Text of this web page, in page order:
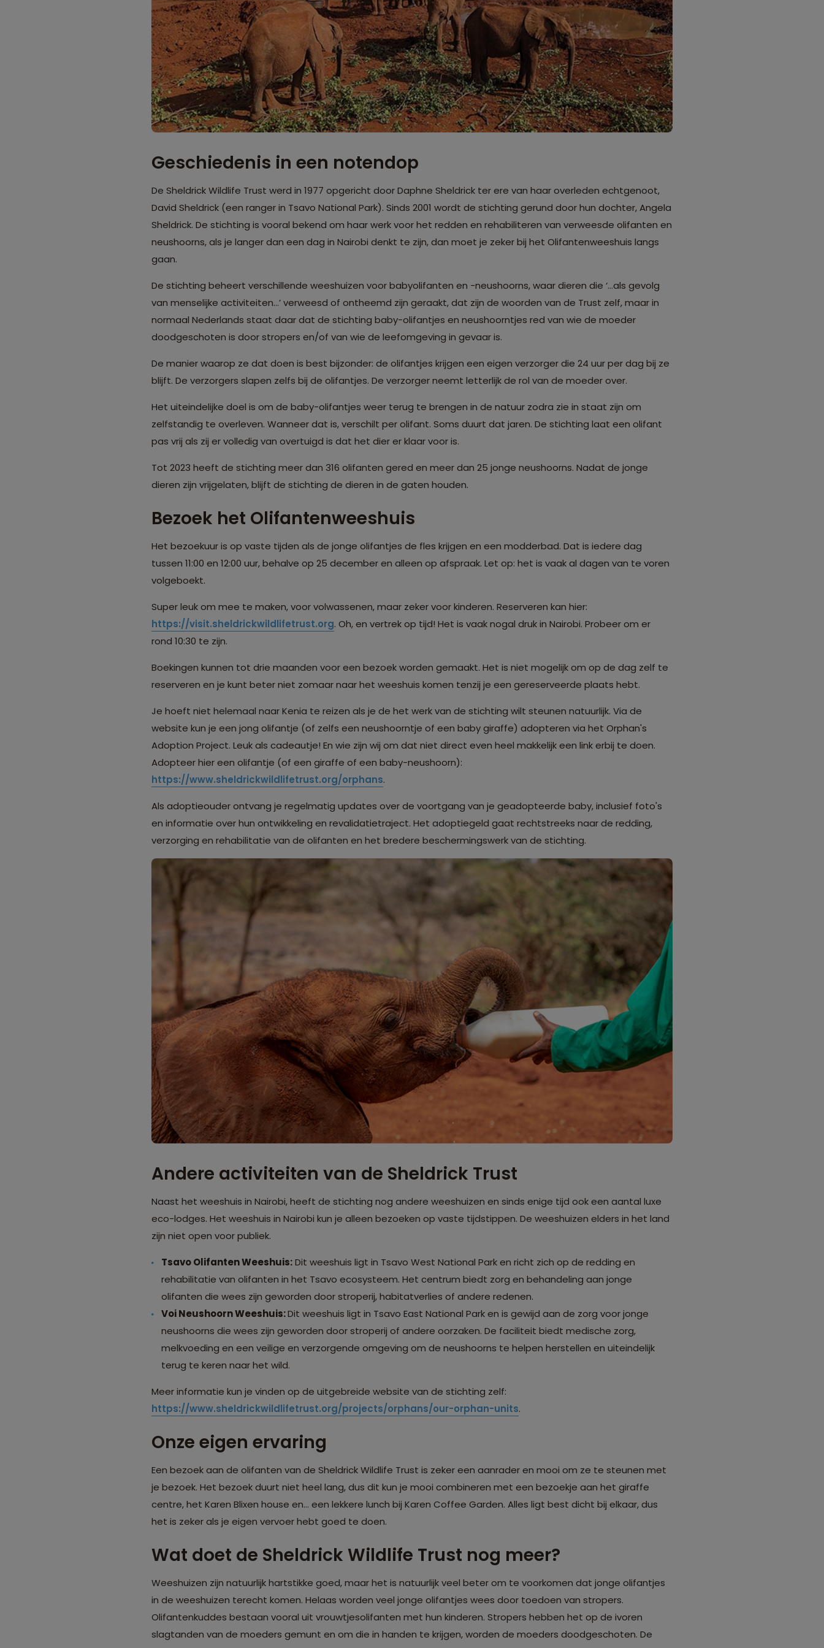
Geschiedenis in een notendop
De Sheldrick Wildlife Trust werd in 1977 opgericht door Daphne Sheldrick ter ere van haar overleden echtgenoot,
David Sheldrick (een ranger in Tsavo National Park). Sinds 2001 wordt de stichting gerund door hun dochter, Angela
Sheldrick. De stichting is vooral bekend om haar werk voor het redden en rehabiliteren van verweesde olifanten en
neushoorns, als je langer dan een dag in Nairobi denkt te zijn, dan moet je zeker bij het Olifantenweeshuis langs
gaan.
De stichting beheert verschillende weeshuizen voor babyolifanten en -neushoorns, waar dieren die ‘…als gevolg
van menselijke activiteiten…’ verweesd of ontheemd zijn geraakt, dat zijn de woorden van de Trust zelf, maar in
normaal Nederlands staat daar dat de stichting baby-olifantjes en neushoorntjes red van wie de moeder
doodgeschoten is door stropers en/of van wie de leefomgeving in gevaar is.
De manier waarop ze dat doen is best bijzonder: de olifantjes krijgen een eigen verzorger die 24 uur per dag bij ze
blijft. De verzorgers slapen zelfs bij de olifantjes. De verzorger neemt letterlijk de rol van de moeder over.
Het uiteindelijke doel is om de baby-olifantjes weer terug te brengen in de natuur zodra zie in staat zijn om
zelfstandig te overleven. Wanneer dat is, verschilt per olifant. Soms duurt dat jaren. De stichting laat een olifant
pas vrij als zij er volledig van overtuigd is dat het dier er klaar voor is.
Tot 2023 heeft de stichting meer dan 316 olifanten gered en meer dan 25 jonge neushoorns. Nadat de jonge
dieren zijn vrijgelaten, blijft de stichting de dieren in de gaten houden.
Bezoek het Olifantenweeshuis
Het bezoekuur is op vaste tijden als de jonge olifantjes de fles krijgen en een modderbad. Dat is iedere dag
tussen 11:00 en 12:00 uur, behalve op 25 december en alleen op afspraak. Let op: het is vaak al dagen van te voren
volgeboekt.
Super leuk om mee te maken, voor volwassenen, maar zeker voor kinderen. Reserveren kan hier:
https://visit.sheldrickwildlifetrust.org. Oh, en vertrek op tijd! Het is vaak nogal druk in Nairobi. Probeer om er
rond 10:30 te zijn.
Boekingen kunnen tot drie maanden voor een bezoek worden gemaakt. Het is niet mogelijk om op de dag zelf te
reserveren en je kunt beter niet zomaar naar het weeshuis komen tenzij je een gereserveerde plaats hebt.
Je hoeft niet helemaal naar Kenia te reizen als je de het werk van de stichting wilt steunen natuurlijk. Via de
website kun je een jong olifantje (of zelfs een neushoorntje of een baby giraffe) adopteren via het Orphan's
Adoption Project. Leuk als cadeautje! En wie zijn wij om dat niet direct even heel makkelijk een link erbij te doen.
Adopteer hier een olifantje (of een giraffe of een baby-neushoorn):
https://www.sheldrickwildlifetrust.org/orphans.
Als adoptieouder ontvang je regelmatig updates over de voortgang van je geadopteerde baby, inclusief foto's
en informatie over hun ontwikkeling en revalidatietraject. Het adoptiegeld gaat rechtstreeks naar de redding,
verzorging en rehabilitatie van de olifanten en het bredere beschermingswerk van de stichting.
Andere activiteiten van de Sheldrick Trust
Naast het weeshuis in Nairobi, heeft de stichting nog andere weeshuizen en sinds enige tijd ook een aantal luxe
eco-lodges. Het weeshuis in Nairobi kun je alleen bezoeken op vaste tijdstippen. De weeshuizen elders in het land
zijn niet open voor publiek.
Tsavo Olifanten Weeshuis:Dit weeshuis ligt in Tsavo West National Park en richt zich op de redding en
rehabilitatie van olifanten in het Tsavo ecosysteem. Het centrum biedt zorg en behandeling aan jonge
olifanten die wees zijn geworden door stroperij, habitatverlies of andere redenen.
Voi Neushoorn Weeshuis:Dit weeshuis ligt in Tsavo East National Park en is gewijd aan de zorg voor jonge
neushoorns die wees zijn geworden door stroperij of andere oorzaken. De faciliteit biedt medische zorg,
melkvoeding en een veilige en verzorgende omgeving om de neushoorns te helpen herstellen en uiteindelijk
terug te keren naar het wild.
Meer informatie kun je vinden op de uitgebreide website van de stichting zelf:
https://www.sheldrickwildlifetrust.org/projects/orphans/our-orphan-units.
Onze eigen ervaring
Een bezoek aan de olifanten van de Sheldrick Wildlife Trust is zeker een aanrader en mooi om ze te steunen met
je bezoek. Het bezoek duurt niet heel lang, dus dit kun je mooi combineren met een bezoekje aan het giraffe
centre, het Karen Blixen house en… een lekkere lunch bij Karen Coffee Garden. Alles ligt best dicht bij elkaar, dus
het is zeker als je eigen vervoer hebt goed te doen.
Wat doet de Sheldrick Wildlife Trust nog meer?
Weeshuizen zijn natuurlijk hartstikke goed, maar het is natuurlijk veel beter om te voorkomen dat jonge olifantjes
in de weeshuizen terecht komen. Helaas worden veel jonge olifantjes wees door toedoen van stropers.
Olifantenkuddes bestaan vooral uit vrouwtjesolifanten met hun kinderen. Stropers hebben het op de ivoren
slagtanden van de moeders gemunt en om die in handen te krijgen, worden de moeders doodgeschoten. De